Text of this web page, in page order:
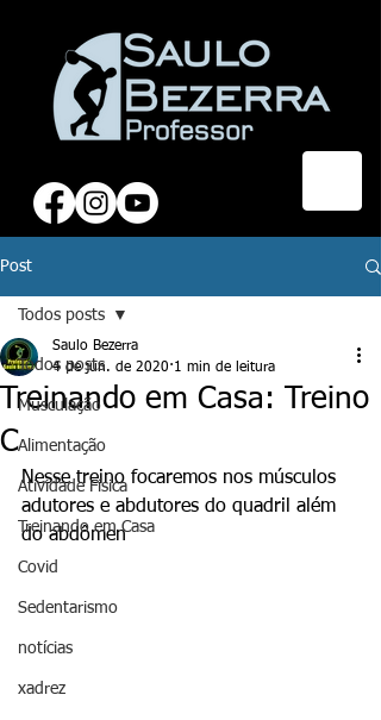
Post
Todos posts
Musculação
Alimentação
Atividade Física
Treinando em Casa
Covid
Sedentarismo
notícias
xadrez
Todos posts
Treinando em Casa: Treino
C
Saulo Bezerra
4 de jun. de 2020 1 min de leitura
Nesse treino focaremos nos músculos
adutores e abdutores do quadril além
do abdômen